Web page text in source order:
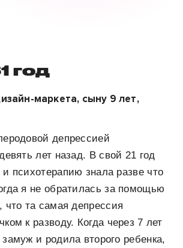
год
маркета, сыну 9 лет,
депрессией
лет назад. В свой 21 год
психотерапию знала разве что
я не обратилась за помощью
та самая депрессия
к разводу. Когда через 7 лет
и родила второго ребенка,